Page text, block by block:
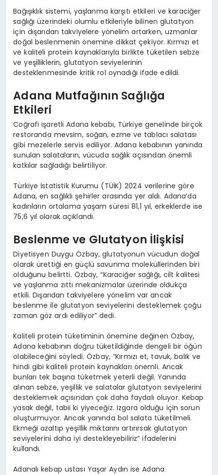
Bağışıklık sistemi, yaşlanma karşıtı etkileri ve karaciğer
sağlığı üzerindeki olumlu etkileriyle bilinen glutatyon
için dışarıdan takviyelere yönelim artarken, uzmanlar
doğal beslenmenin önemine dikkat çekiyor. Kırmızı et
ve kaliteli protein kaynaklarıyla birlikte tüketilen sebze
ve yeşilliklerin, glutatyon seviyelerinin
desteklenmesinde kritik rol oynadığı ifade edildi.
Adana Mutfağının Sağlığa
Etkileri
Coğrafi işaretli Adana kebabı, Türkiye genelinde birçok
restoranda mevsim, soğan, ezme ve tablacı salatası
gibi mezelerle servis ediliyor. Adana kebabının yanında
sunulan salataların, vücuda sağlık açısından önemli
katkılar sağladığı belirtiliyor.
Türkiye İstatistik Kurumu (TÜİK) 2024 verilerine göre
Adana, en sağlıklı şehirler arasında yer aldı. Adana’da
kadınların ortalama yaşam süresi 81,1 yıl, erkeklerde ise
75,6 yıl olarak açıklandı.
Beslenme ve Glutatyon İlişkisi
Diyetisyen Duygu Özbay, glutatyonun vücudun doğal
olarak ürettiği en güçlü savunma moleküllerinden biri
olduğunu belirtti. Özbay, “Karaciğer sağlığı, cilt kalitesi
ve yaşlanma zıttı mekanizmalar üzerinde oldukça
etkili. Dışarıdan takviyelere yönelim var ancak
beslenme ile glutatyon seviyelerini desteklemek çoğu
zaman göz ardı ediliyor” dedi.
Kaliteli protein tüketiminin önemine değinen Özbay,
Adana kebabının doğru tüketildiğinde dengeli bir öğün
olabileceğini söyledi. Özbay, “Kırmızı et, tavuk, balık ve
hindi gibi kaliteli protein kaynakları önemli. Ancak
bunları tek başına tüketmek yeterli değil. Yanında
alınan sebze, yeşillik ve salatalar glutatyon seviyelerini
desteklemek açısından çok daha faydalı oluyor. Kebap
yasak değil, tabii ki yiyeceğiz. Izgara olduğu için sorun
oluşturmuyor. Ancak yanında bol salata tüketilmeli.
Ekmeği azaltıp yeşillik miktarını artırırsak glutatyon
seviyelerini daha iyi destekleyebiliriz” ifadelerini
kullandı.
Adanalı kebap ustası Yaşar Aydın ise Adana